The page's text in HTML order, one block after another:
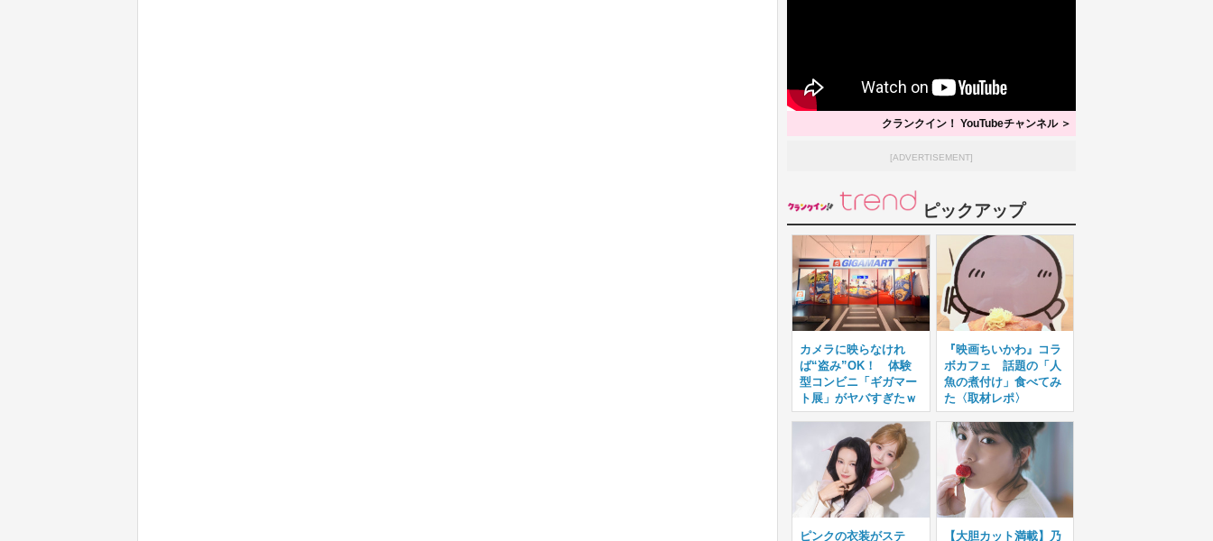
クランクイン！ YouTubeチャンネル ＞
[ADVERTISEMENT]
ピックアップ
カメラに映らなけれ
ば“盗み”OK！ 体験
型コンビニ「ギガマー
ト展」がヤバすぎたｗ
『映画ちいかわ』コラ
ボカフェ 話題の「人
魚の煮付け」食べてみ
た〈取材レポ〉
ピンクの衣装がステ 【大胆カット満載】乃